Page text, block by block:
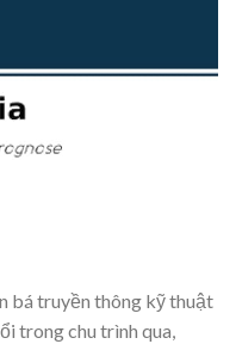
bá truyền thông kỹ thuật
trong chu trình qua,